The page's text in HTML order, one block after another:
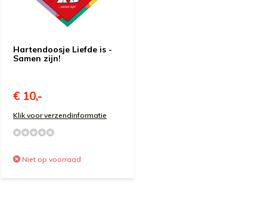
Hartendoosje Liefde is -
Samen zijn!
€ 10,-
Klik voor verzendinformatie
Niet op voorraad